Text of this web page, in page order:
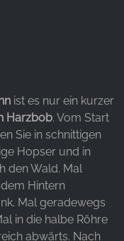
ist es nur ein kurzer
Harzbob. Vom Start
Sie in schnittigen
Hopser und in
den Wald. Mal
Hintern
Mal geradewegs
in die halbe Röhre
abwärts. Nach